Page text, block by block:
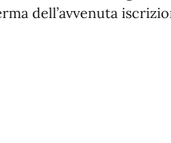
dell’avvenuta